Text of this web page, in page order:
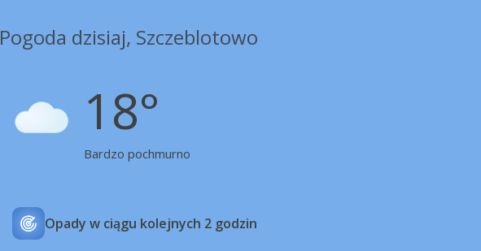
Pogoda dzisiaj, Szczeblotowo
18°
Bardzo pochmurno
Opady w ciągu kolejnych 2 godzin